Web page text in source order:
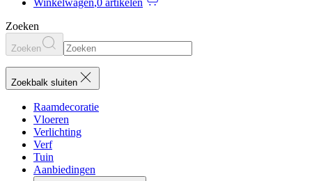
Winkelwagen,0 artikelen
Zoeken
Zoeken
Zoekbalk sluiten
Raamdecoratie
Vloeren
Verlichting
Verf
Tuin
Aanbiedingen